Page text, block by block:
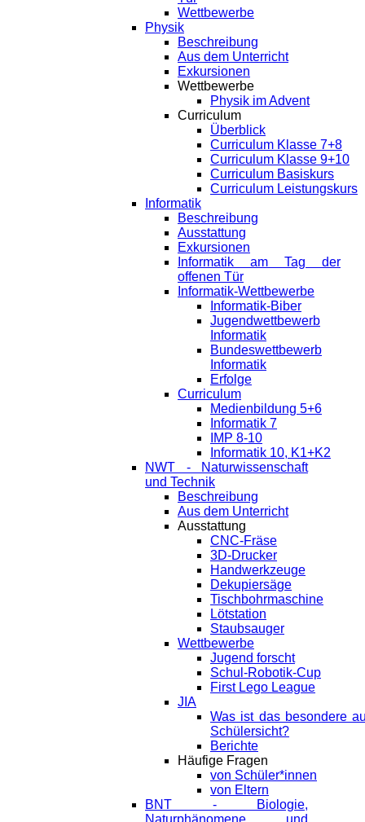
Wettbewerbe
Physik
Beschreibung
Aus dem Unterricht
Exkursionen
Wettbewerbe
Physik im Advent
Curriculum
Überblick
Curriculum Klasse 7+8
Curriculum Klasse 9+10
Curriculum Basiskurs
Curriculum Leistungskurs
Informatik
Beschreibung
Ausstattung
Exkursionen
Informatik am Tag der
offenen Tür
Informatik-Wettbewerbe
Informatik-Biber
Jugendwettbewerb
Informatik
Bundeswettbewerb
Informatik
Erfolge
Curriculum
Medienbildung 5+6
Informatik 7
IMP 8-10
Informatik 10, K1+K2
NWT - Naturwissenschaft
und Technik
Beschreibung
Aus dem Unterricht
Ausstattung
CNC-Fräse
3D-Drucker
Handwerkzeuge
Dekupiersäge
Tischbohrmaschine
Lötstation
Staubsauger
Wettbewerbe
Jugend forscht
Schul-Robotik-Cup
First Lego League
JIA
Was ist das besondere
Schülersicht?
Berichte
Häufige Fragen
von Schüler*innen
von Eltern
BNT - Biologie,
Naturphänomene und